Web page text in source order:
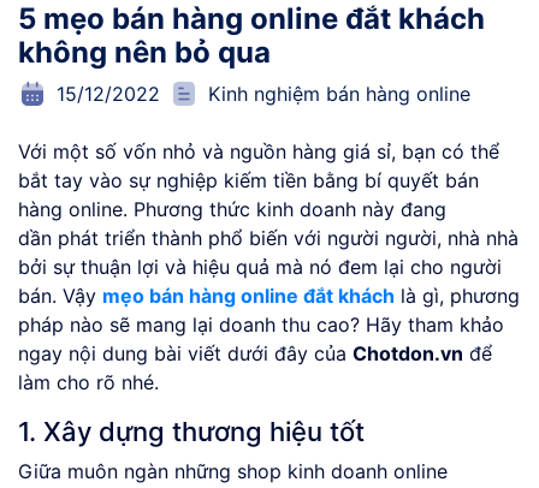
5 mẹo bán hàng online đắt khách
không nên bỏ qua
15/12/2022 Kinh nghiệm bán hàng online
Với một số vốn nhỏ và nguồn hàng giá sỉ, bạn có thể
bắt tay vào sự nghiệp kiếm tiền bằng bí quyết bán
hàng online. Phương thức kinh doanh này đang
dần phát triển thành phổ biến với người người, nhà nhà
bởi sự thuận lợi và hiệu quả mà nó đem lại cho người
bán. Vậy mẹo bán hàng online đắt khách là gì, phương
pháp nào sẽ mang lại doanh thu cao? Hãy tham khảo
ngay nội dung bài viết dưới đây của Chotdon.vn để
làm cho rõ nhé.
1. Xây dựng thương hiệu tốt
Giữa muôn ngàn những shop kinh doanh online